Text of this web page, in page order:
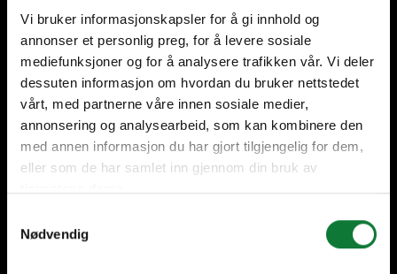
Vi bruker informasjonskapsler for å gi innhold og
annonser et personlig preg, for å levere sosiale
mediefunksjoner og for å analysere trafikken vår. Vi deler
dessuten informasjon om hvordan du bruker nettstedet
vårt, med partnerne våre innen sosiale medier,
annonsering og analysearbeid, som kan kombinere den
med annen informasjon du har gjort tilgjengelig for dem,
eller som de har samlet inn gjennom din bruk av
Nødvendig
Hög kvalité Support hela vägen
Våra lösningar